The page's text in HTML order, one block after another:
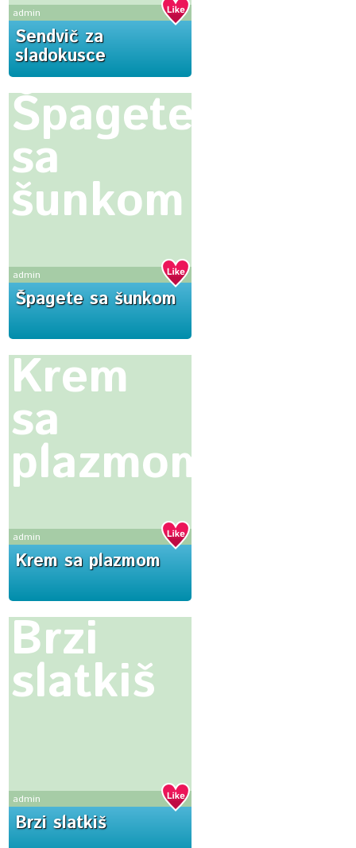
admin
Sendvič za
sladokusce
Špagete
sa
šunkom
admin
Špagete sa šunkom
Krem
sa
plazmom
admin
Krem sa plazmom
Brzi
slatkiš
admin
Brzi slatkiš